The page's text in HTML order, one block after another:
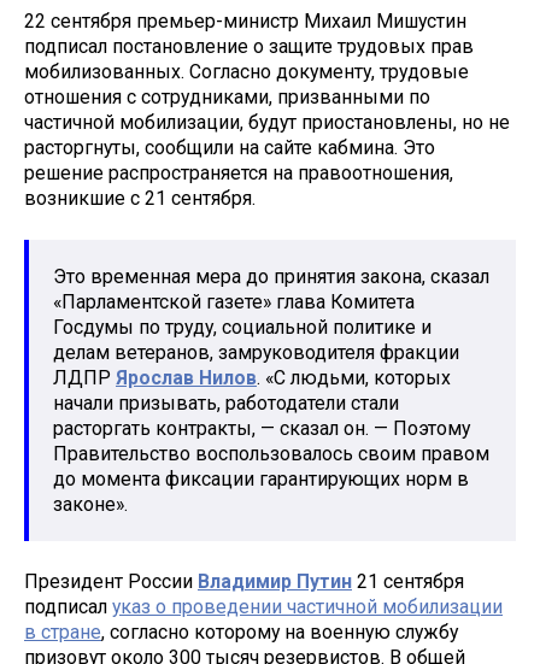
22 сентября премьер-министр Михаил Мишустин
подписал постановление о защите трудовых прав
мобилизованных. Согласно документу, трудовые
отношения с сотрудниками, призванными по
частичной мобилизации, будут приостановлены, но не
расторгнуты, сообщили на сайте кабмина. Это
решение распространяется на правоотношения,
возникшие с 21 сентября.
Это временная мера до принятия закона, сказал
«Парламентской газете» глава Комитета
Госдумы по труду, социальной политике и
делам ветеранов, замруководителя фракции
ЛДПР Ярослав Нилов. «С людьми, которых
начали призывать, работодатели стали
расторгать контракты, — сказал он. — Поэтому
Правительство воспользовалось своим правом
до момента фиксации гарантирующих норм в
законе».
Президент России Владимир Путин 21 сентября
подписал указ о проведении частичной мобилизации
в стране, согласно которому на военную службу
призовут около 300 тысяч резервистов. В общей